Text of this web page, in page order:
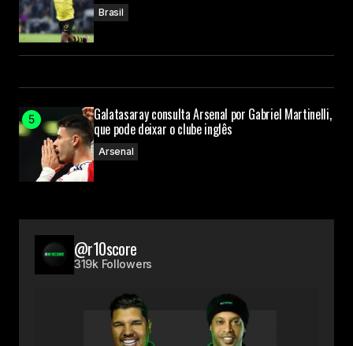
Brasil
Galatasaray consulta Arsenal por Gabriel Martinelli,
que pode deixar o clube inglês
Arsenal
@r10score
319k Followers